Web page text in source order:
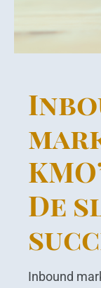
De
Inbound